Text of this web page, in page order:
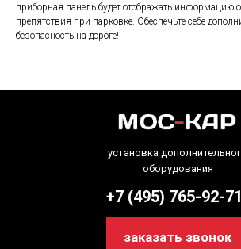
приборная панель будет отображать информацию
препятствия при парковке. Обеспечьте себе
безопасность на дороге!
+7 (495) 765-92-71
установка
оборудования
заказать звонок